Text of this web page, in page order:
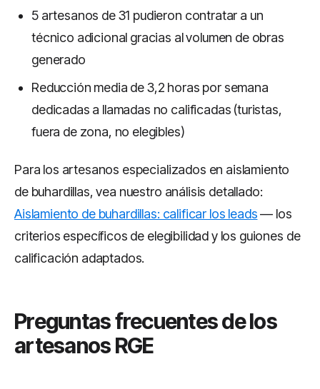
5 artesanos de 31 pudieron contratar a un
técnico adicional gracias al volumen de obras
generado
Reducción media de 3,2 horas por semana
dedicadas a llamadas no calificadas (turistas,
fuera de zona, no elegibles)
Para los artesanos especializados en aislamiento
de buhardillas, vea nuestro análisis detallado:
Aislamiento de buhardillas: calificar los leads— los
criterios específicos de elegibilidad y los guiones de
calificación adaptados.
Preguntas frecuentes de los
artesanos RGE